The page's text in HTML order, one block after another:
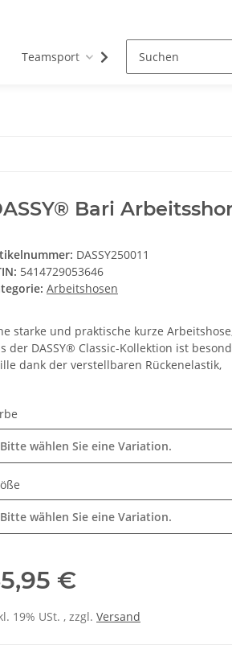
Teamsport Partnershops
Bari
DASSY250011
5414729053646
Arbeitshosen
starke und praktische kurze
der DASSY® Classic-Kollektion ist
dank der verstellbaren Rückenelastik,
Bitte wählen Sie eine Variation.
Bitte wählen Sie eine Variation.
€
19% USt. , zzgl. Versand